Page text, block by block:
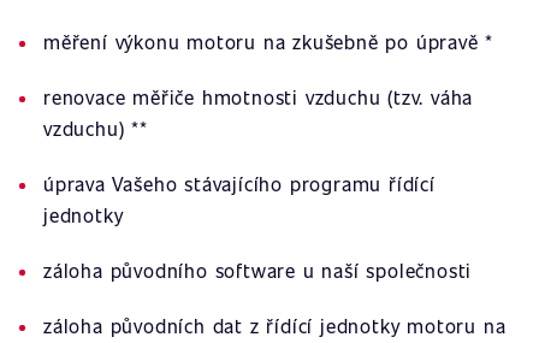
měření výkonu motoru na zkušebně po úpravě *
renovace měřiče hmotnosti vzduchu (tzv. váha
vzduchu) **
úprava Vašeho stávajícího programu řídící
jednotky
záloha původního software u naší společnosti
záloha původních dat z řídící jednotky motoru na